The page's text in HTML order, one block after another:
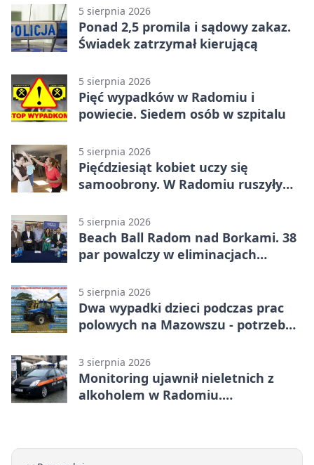
5 sierpnia 2026
Ponad 2,5 promila i sądowy zakaz.
Świadek zatrzymał kierującą
5 sierpnia 2026
Pięć wypadków w Radomiu i
powiecie. Siedem osób w szpitalu
5 sierpnia 2026
Pięćdziesiąt kobiet uczy się
samoobrony. W Radomiu ruszyły
5 sierpnia 2026
Beach Ball Radom nad Borkami. 38
par powalczy w eliminacjach
5 sierpnia 2026
Dwa wypadki dzieci podczas prac
polowych na Mazowszu - potrzebna
3 sierpnia 2026
Monitoring ujawnił nieletnich z
alkoholem w Radomiu.